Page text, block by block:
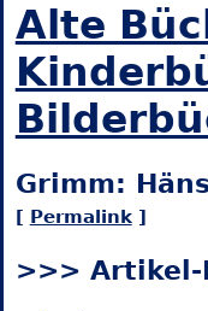
Alte
Grimm:
[ Permalink]
>>> Artikel-